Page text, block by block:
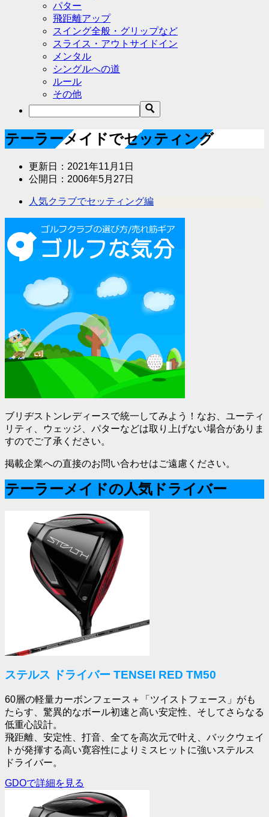
パター
飛距離アップ
スイング全般・グリップなど
スライス・アウトサイドイン
メンタル
シングルへの道
ルール
その他
テーラーメイドでセッティング
更新日： 2021年11月1日
公開日： 2006年5月27日
人気クラブでセッティング編
ブリヂストンレディースで統一してみよう！なお、ユーティ
リティ、ウェッジ、パターなどは取り上げない場合がありま
すのでご了承ください。
掲載企業への直接のお問い合わせはご遠慮ください。
テーラーメイドの人気ドライバー
ステルス ドライバー TENSEI RED TM50
60層の軽量カーボンフェース＋「ツイストフェース」がも
たらす、驚異的なボール初速と高い安定性、そしてさらなる
低重心設計。
飛距離、安定性、打音、全てを高次元で叶え、バックウェイ
トが発揮する高い寛容性によりミスヒットに強いステルス
ドライバー。
GDOで詳細を見る